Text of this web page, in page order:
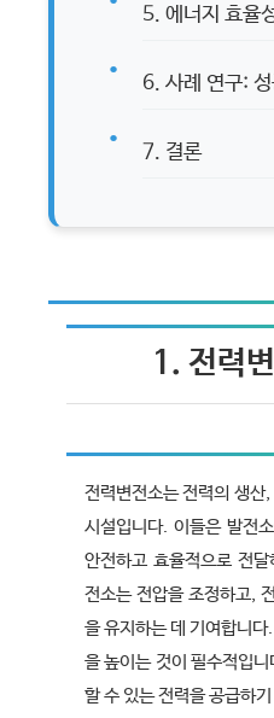
5. 에너지 효율
6. 사례 연구:
7. 결론
1. 전력
전력변전소는 전력의 생산
시설입니다. 이들은 발전
안전하고 효율적으로 전
전소는 전압을 조정하고,
을 유지하는 데 기여합니
을 높이는 것이 필수적입
할 수 있는 전력을 공급하